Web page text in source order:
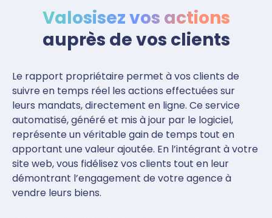
Valosisez vos actions
auprès de vos clients
Le rapport propriétaire permet à vos clients de
suivre en temps réel les actions effectuées sur
leurs mandats, directement en ligne. Ce service
automatisé, généré et mis à jour par le logiciel,
représente un véritable gain de temps tout en
apportant une valeur ajoutée. En l’intégrant à votre
site web, vous fidélisez vos clients tout en leur
démontrant l’engagement de votre agence à
vendre leurs biens.